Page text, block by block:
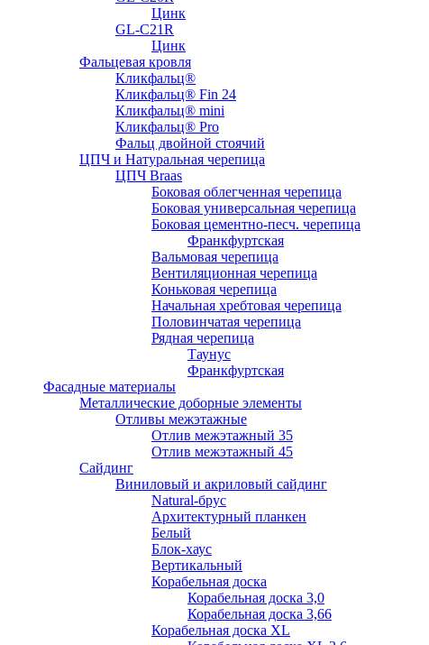
Цинк
GL-С21R
Цинк
Фальцевая кровля
Кликфальц®
Кликфальц® Fin 24
Кликфальц® mini
Кликфальц® Pro
Фальц двойной стоячий
ЦПЧ и Натуральная черепица
ЦПЧ Braas
Боковая облегченная черепица
Боковая универсальная черепица
Боковая цементно-песч. черепица
Франкфуртская
Вальмовая черепица
Вентиляционная черепица
Коньковая черепица
Начальная хребтовая черепица
Половинчатая черепица
Рядная черепица
Таунус
Франкфуртская
Фасадные материалы
Металлические доборные элементы
Отливы межэтажные
Отлив межэтажный 35
Отлив межэтажный 45
Сайдинг
Виниловый и акриловый сайдинг
Natural-брус
Архитектурный планкен
Белый
Блок-хаус
Вертикальный
Корабельная доска
Корабельная доска 3,0
Корабельная доска 3,66
Корабельная доска XL